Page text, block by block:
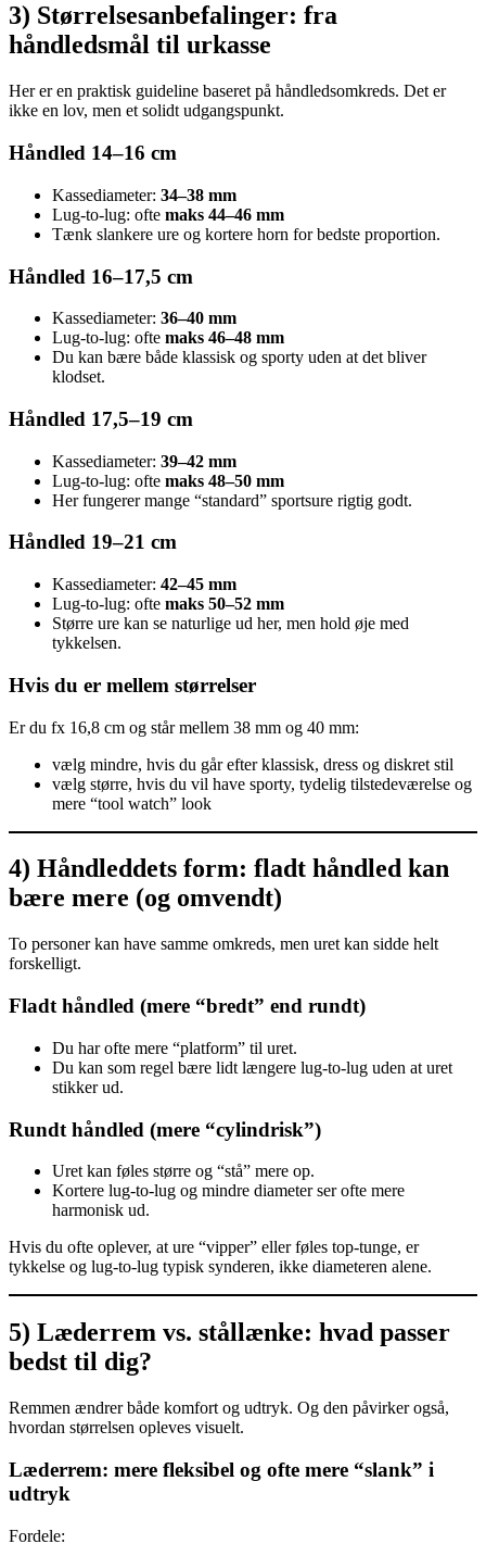
3) Størrelsesanbefalinger: fra
håndledsmål til urkasse
Her er en praktisk guideline baseret på håndledsomkreds. Det er
ikke en lov, men et solidt udgangspunkt.
Håndled 14–16 cm
Kassediameter: 34–38 mm
Lug-to-lug: ofte maks 44–46 mm
Tænk slankere ure og kortere horn for bedste proportion.
Håndled 16–17,5 cm
Kassediameter: 36–40 mm
Lug-to-lug: ofte maks 46–48 mm
Du kan bære både klassisk og sporty uden at det bliver
klodset.
Håndled 17,5–19 cm
Kassediameter: 39–42 mm
Lug-to-lug: ofte maks 48–50 mm
Her fungerer mange “standard” sportsure rigtig godt.
Håndled 19–21 cm
Kassediameter: 42–45 mm
Lug-to-lug: ofte maks 50–52 mm
Større ure kan se naturlige ud her, men hold øje med
tykkelsen.
Hvis du er mellem størrelser
Er du fx 16,8 cm og står mellem 38 mm og 40 mm:
vælg mindre, hvis du går efter klassisk, dress og diskret stil
vælg større, hvis du vil have sporty, tydelig tilstedeværelse og
mere “tool watch” look
4) Håndleddets form: fladt håndled kan
bære mere (og omvendt)
To personer kan have samme omkreds, men uret kan sidde helt
forskelligt.
Fladt håndled (mere “bredt” end rundt)
Du har ofte mere “platform” til uret.
Du kan som regel bære lidt længere lug-to-lug uden at uret
stikker ud.
Rundt håndled (mere “cylindrisk”)
Uret kan føles større og “stå” mere op.
Kortere lug-to-lug og mindre diameter ser ofte mere
harmonisk ud.
Hvis du ofte oplever, at ure “vipper” eller føles top-tunge, er
tykkelse og lug-to-lug typisk synderen, ikke diameteren alene.
5) Læderrem vs. stållænke: hvad passer
bedst til dig?
Remmen ændrer både komfort og udtryk. Og den påvirker også,
hvordan størrelsen opleves visuelt.
Læderrem: mere fleksibel og ofte mere “slank” i
udtryk
Fordele: